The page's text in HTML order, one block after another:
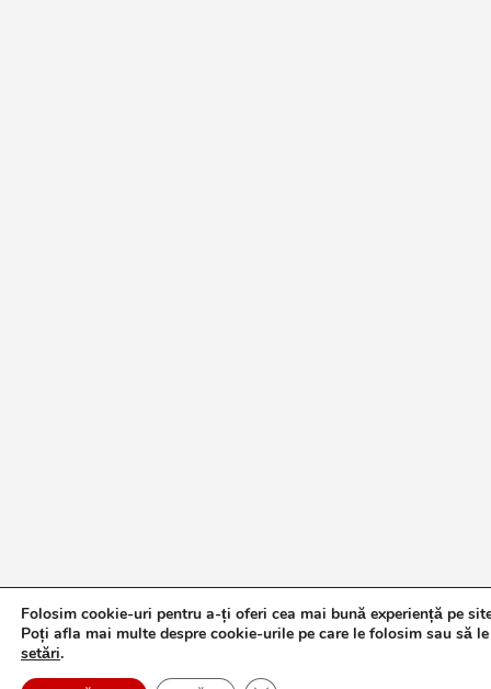
Folosim cookie-uri pentru a-ți oferi cea mai bună experiență pe
Poți afla mai multe despre cookie-urile pe care le folosim sau să
setări.